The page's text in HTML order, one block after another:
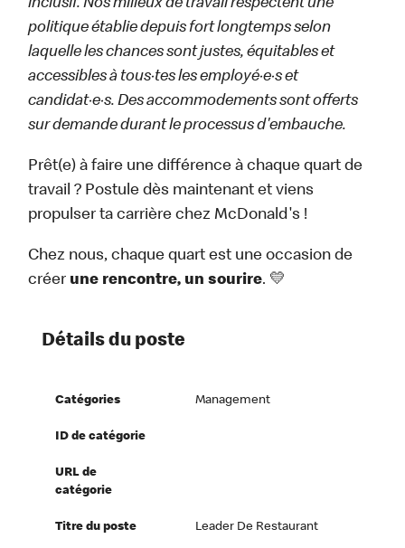
inclusif. Nos milieux de travail respectent une
politique établie depuis fort longtemps selon
laquelle les chances sont justes, équitables et
accessibles à tous·tes les employé·e·s et
candidat·e·s. Des accommodements sont offerts
sur demande durant le processus d'embauche.
Prêt(e) à faire une différence à chaque quart de
travail ? Postule dès maintenant et viens
propulser ta carrière chez McDonald's !
Chez nous, chaque quart est une occasion de
créer une rencontre, un sourire. 💛
Détails du poste
Catégories Management
ID de catégorie
URL de
catégorie
Titre du poste Leader De Restaurant